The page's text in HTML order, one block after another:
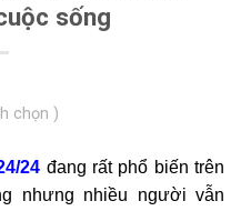
sống
chọn )
24 đang rất phổ biến trên
nhưng nhiều người vẫn